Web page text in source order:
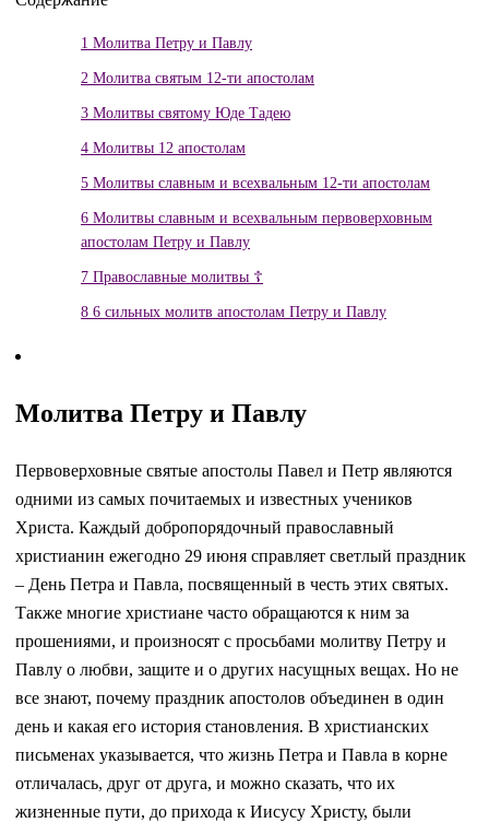
1 Молитва Петру и Павлу
2 Молитва святым 12-ти апостолам
3 Молитвы святому Юде Тадею
4 Молитвы 12 апостолам
5 Молитвы славным и всехвальным 12-ти апостолам
6 Молитвы славным и всехвальным первоверховным
апостолам Петру и Павлу
7 Православные молитвы ☦
8 6 сильных молитв апостолам Петру и Павлу
Молитва Петру и Павлу
Первоверховные святые апостолы Павел и Петр являются
одними из самых почитаемых и известных учеников
Христа. Каждый добропорядочный православный
христианин ежегодно 29 июня справляет светлый праздник
– День Петра и Павла, посвященный в честь этих святых.
Также многие христиане часто обращаются к ним за
прошениями, и произносят с просьбами молитву Петру и
Павлу о любви, защите и о других насущных вещах. Но не
все знают, почему праздник апостолов объединен в один
день и какая его история становления. В христианских
письменах указывается, что жизнь Петра и Павла в корне
отличалась, друг от друга, и можно сказать, что их
жизненные пути, до прихода к Иисусу Христу, были